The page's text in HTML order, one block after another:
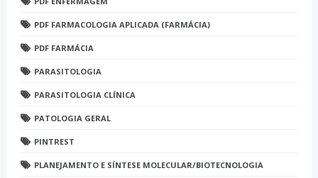
PDF FARMACOLOGIA APLICADA (FARMÁCIA)
PDF FARMÁCIA
PARASITOLOGIA
PARASITOLOGIA CLÍNICA
PATOLOGIA GERAL
PINTREST
PLANEJAMENTO E SÍNTESE MOLECULAR/BIOTECNOLOGIA